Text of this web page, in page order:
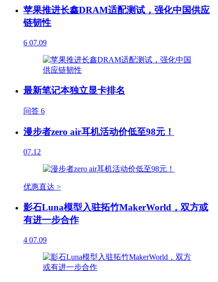
苹果推进长鑫DRAM适配测试，强化中国供应
链韧性
6 07.09
最新笔记本独立显卡排名
问答 6
漫步者zero air耳机活动价低至98元！
07.12
优惠直达 >
影石Luna模型入驻拓竹MakerWorld，双方或
有进一步合作
4 07.09